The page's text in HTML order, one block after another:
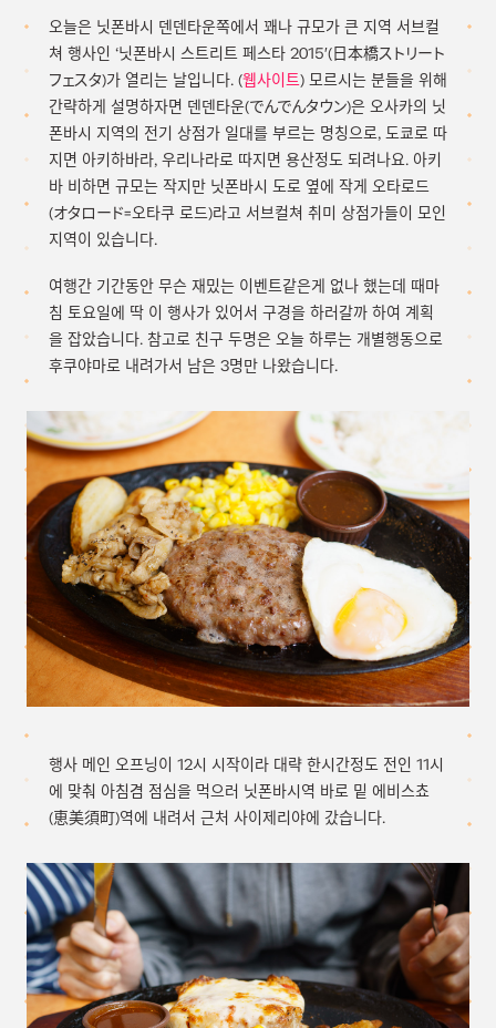
오늘은 닛폰바시 덴덴타운쪽에서 꽤나 규모가 큰 지역 서브컬
쳐 행사인 ‘닛폰바시 스트리트 페스타 2015′(日本橋ストリート
フェスタ)가 열리는 날입니다. (웹사이트) 모르시는 분들을 위해
간략하게 설명하자면 덴덴타운(でんでんタウン)은 오사카의 닛
폰바시 지역의 전기 상점가 일대를 부르는 명칭으로, 도쿄로 따
지면 아키하바라, 우리나라로 따지면 용산정도 되려나요. 아키
바 비하면 규모는 작지만 닛폰바시 도로 옆에 작게 오타로드
(オタロード=오타쿠 로드)라고 서브컬쳐 취미 상점가들이 모인
지역이 있습니다.
여행간 기간동안 무슨 재밌는 이벤트같은게 없나 했는데 때마
침 토요일에 딱 이 행사가 있어서 구경을 하러갈까 하여 계획
을 잡았습니다. 참고로 친구 두명은 오늘 하루는 개별행동으로
후쿠야마로 내려가서 남은 3명만 나왔습니다.
행사 메인 오프닝이 12시 시작이라 대략 한시간정도 전인 11시
에 맞춰 아침겸 점심을 먹으러 닛폰바시역 바로 밑 에비스쵸
(恵美須町)역에 내려서 근처 사이제리야에 갔습니다.